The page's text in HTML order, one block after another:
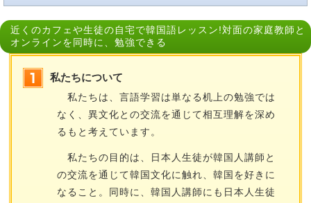
近くのカフェや生徒の自宅で韓国語レッスン!対面の家庭教師と
オンラインを同時に、勉強できる
私たちについて
私たちは、言語学習は単なる机上の勉強では
なく、異文化との交流を通じて相互理解を深め
るもと考えています。
私たちの目的は、日本人生徒が韓国人講師と
の交流を通じて韓国文化に触れ、韓国を好きに
なること。同時に、韓国人講師にも日本人生徒